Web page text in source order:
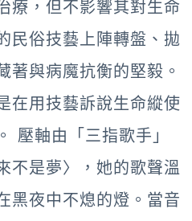
療，但不影響其對生命
民俗技藝上陣轉盤、拋
著與病魔抗衡的堅毅。
在用技藝訴說生命縱使
壓軸由「三指歌手」
不是夢〉，她的歌聲溫
黑夜中不熄的燈。當音